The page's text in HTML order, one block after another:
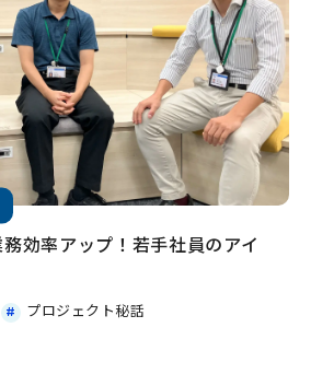
効率アップ！若手社員のアイ
プロジェクト秘話